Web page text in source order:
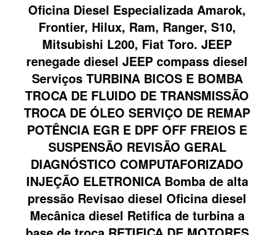
Oficina Diesel Especializada Amarok,
Frontier, Hilux, Ram, Ranger, S10,
Mitsubishi L200, Fiat Toro. JEEP
renegade diesel JEEP compass diesel
Serviços TURBINA BICOS E BOMBA
TROCA DE FLUIDO DE TRANSMISSÃO
TROCA DE ÓLEO SERVIÇO DE REMAP
POTÊNCIA EGR E DPF OFF FREIOS E
SUSPENSÃO REVISÃO GERAL
DIAGNÓSTICO COMPUTAFORIZADO
INJEÇÃO ELETRONICA Bomba de alta
pressão Revisao diesel Oficina diesel
Mecânica diesel Retifica de turbina a